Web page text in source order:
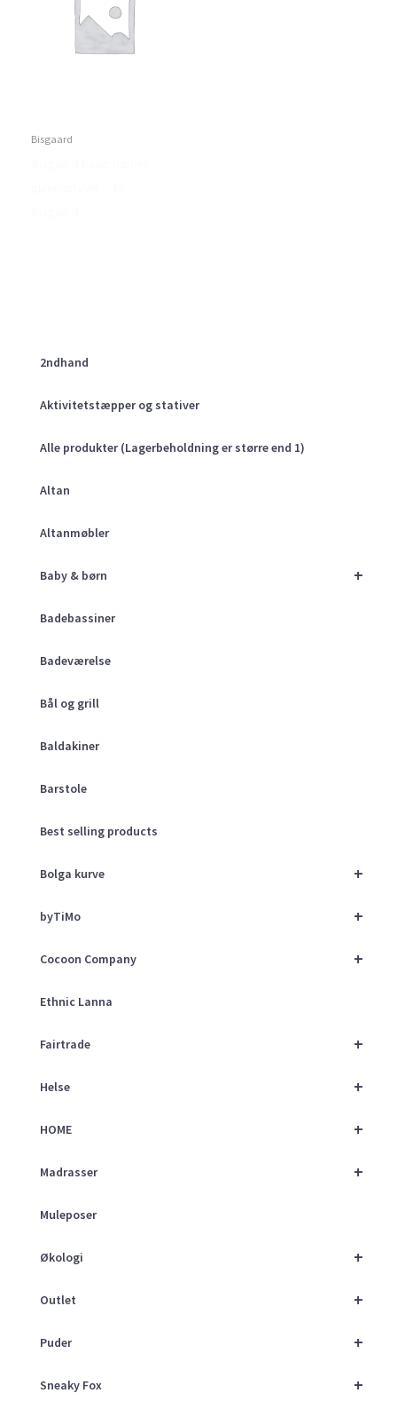
2ndhand
Aktivitetstæpper og stativer
Alle produkter (Lagerbeholdning er større end 1)
Altan
Altanmøbler
+
Baby & børn
Badebassiner
Badeværelse
Bål og grill
Baldakiner
Barstole
Best selling products
+
Bolga kurve
+
byTiMo
+
Cocoon Company
Ethnic Lanna
+
Fairtrade
+
Helse
+
HOME
+
Madrasser
Muleposer
+
Økologi
+
Outlet
+
Puder
+
Sneaky Fox
Bisgaard